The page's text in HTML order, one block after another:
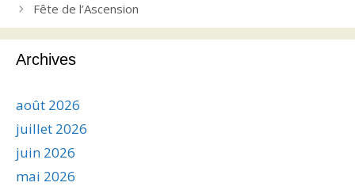
Fête de l’Ascension
Archives
août 2026
juillet 2026
juin 2026
mai 2026